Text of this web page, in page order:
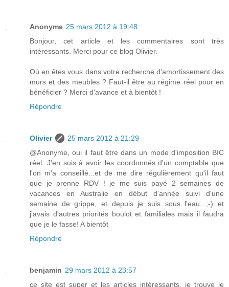
Anonyme 25 mars 2012 à 19:48
Bonjour, cet article et les commentaires sont très
intéressants. Merci pour ce blog Olivier.
Où en êtes vous dans votre recherche d'amortissement des
murs et des meubles ? Faut-il être au régime réel pour en
bénéficier ? Merci d'avance et à bientôt !
Répondre
Olivier
25 mars 2012 à 21:29
@Anonyme, oui il faut être dans un mode d'imposition BIC
réel. J'en suis à avoir les coordonnés d'un comptable que
l'on m'a conseillé...et de me dire régulièrement qu'il faut
que je prenne RDV ! je me suis payé 2 semaines de
vacances en Australie en début d'année suivi d'une
semaine de grippe, et depuis je suis sous l'eau...;-) et
j'avais d'autres priorités boulot et familiales mais il faudra
que je le fasse! A bientôt
Répondre
benjamin 29 mars 2012 à 23:57
ce site est super et les articles intéressants, je trouve le